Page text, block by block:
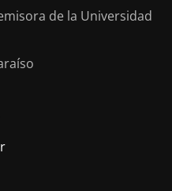
de la Universidad